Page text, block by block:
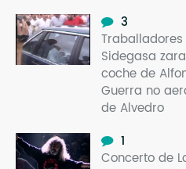
3
Sidegasa
coche de
Guerra no
de Alvedro
1
Concerto de